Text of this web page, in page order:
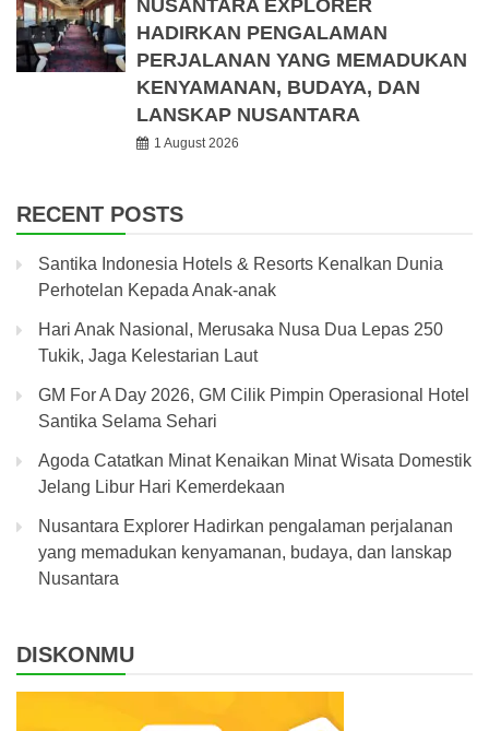
NUSANTARA EXPLORER
HADIRKAN PENGALAMAN
PERJALANAN YANG MEMADUKAN
KENYAMANAN, BUDAYA, DAN
LANSKAP NUSANTARA
1 August 2026
RECENT POSTS
Santika Indonesia Hotels & Resorts Kenalkan Dunia
Perhotelan Kepada Anak-anak
Hari Anak Nasional, Merusaka Nusa Dua Lepas 250
Tukik, Jaga Kelestarian Laut
GM For A Day 2026, GM Cilik Pimpin Operasional Hotel
Santika Selama Sehari
Agoda Catatkan Minat Kenaikan Minat Wisata Domestik
Jelang Libur Hari Kemerdekaan
Nusantara Explorer Hadirkan pengalaman perjalanan
yang memadukan kenyamanan, budaya, dan lanskap
Nusantara
DISKONMU